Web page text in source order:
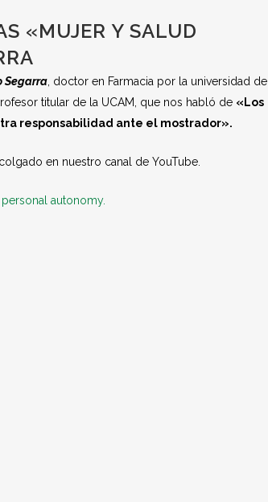
«MUJER Y SALUD
Segarra , doctor en Farmacia por la universidad de
titular de la UCAM, que nos habló de «Los
responsabilidad ante el mostrador».
en nuestro canal de YouTube.
autonomy.